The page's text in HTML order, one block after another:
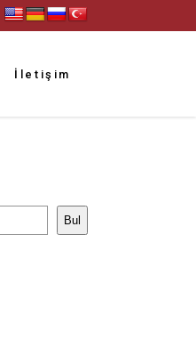
İletişim
Bul